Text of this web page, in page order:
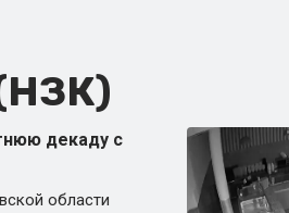
декаду с
области